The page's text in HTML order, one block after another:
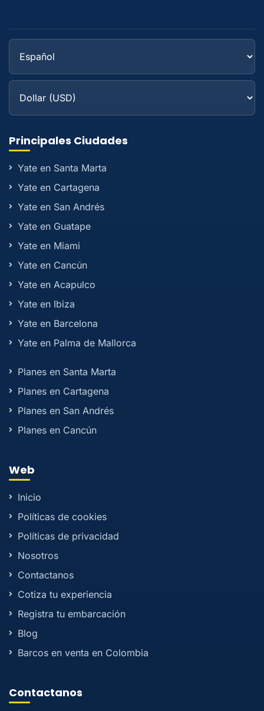
Principales Ciudades
Yate en Santa Marta
Yate en Cartagena
Yate en San Andrés
Yate en Guatape
Yate en Miami
Yate en Cancún
Yate en Acapulco
Yate en Ibiza
Yate en Barcelona
Yate en Palma de Mallorca
Planes en Santa Marta
Planes en Cartagena
Planes en San Andrés
Planes en Cancún
Web
Inicio
Políticas de cookies
Políticas de privacidad
Nosotros
Contactanos
Cotiza tu experiencia
Registra tu embarcación
Blog
Barcos en venta en Colombia
Contactanos